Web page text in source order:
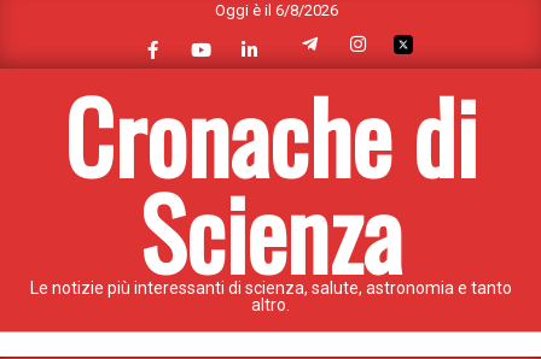
content
Oggi è il 6/8/2026
Cronache di
Scienza
Le notizie più interessanti di scienza, salute, astronomia e tanto
altro.